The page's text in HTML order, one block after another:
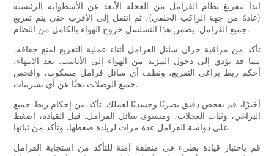
ابدأ بتفريغ نظام الفرامل من العجلة الأبعد عن الأسطوانة الرئيسية
(عادةً من جهة الراكب الخلفي)، ثم انتقل إلى الأقرب حتى يتم تفريغ
جميع الفرامل. يضمن هذا التسلسل خروج الهواء بالكامل من النظام.
تأكد من مراقبة خزان سائل الفرامل أثناء عملية التفريغ لمنع جفافه،
مما قد يؤدي إلى دخول المزيد من الهواء إلى الأنابيب. بعد الانتهاء،
أحكم ربط براغي التفريغ، ونظف أي سائل فرامل مسكوب، وافحص
جميع الوصلات بحثًا عن أي تسريبات.
أخيرًا، قم بفحص دقيق بصريًا وجسديًا لعملك. تأكد من إحكام ربط جميع
البراغي، وثبات العجلات، ومستوى سائل الفرامل. قبل القيادة، اضغط
على دواسة الفرامل عدة مرات لزيادة ضغطها، وتأكد من ثباتها.
قم باختبار قيادة بطيء في منطقة آمنة للتأكد من استجابة الفرامل